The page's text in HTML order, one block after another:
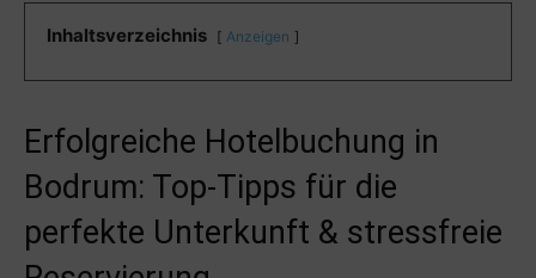
Inhaltsverzeichnis Anzeigen
Erfolgreiche Hotelbuchung in
Bodrum: Top-Tipps für die
perfekte Unterkunft & stressfreie